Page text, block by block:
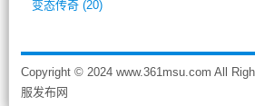
变态传奇(20)
Copyright © 2024 www.361msu.com All
服发布网